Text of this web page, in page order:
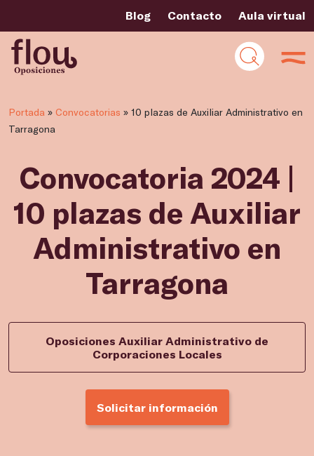
Blog Contacto Aula virtual
Portada » Convocatorias » 10 plazas de Auxiliar Administrativo en
Tarragona
Convocatoria 2024 |
10 plazas de Auxiliar
Administrativo en
Tarragona
Oposiciones Auxiliar Administrativo de
Corporaciones Locales
Solicitar información